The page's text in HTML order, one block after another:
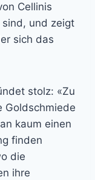
Cellinis
sind, und zeigt
sich das
stolz: «Zu
Goldschmiede
kaum einen
finden
die
ihre